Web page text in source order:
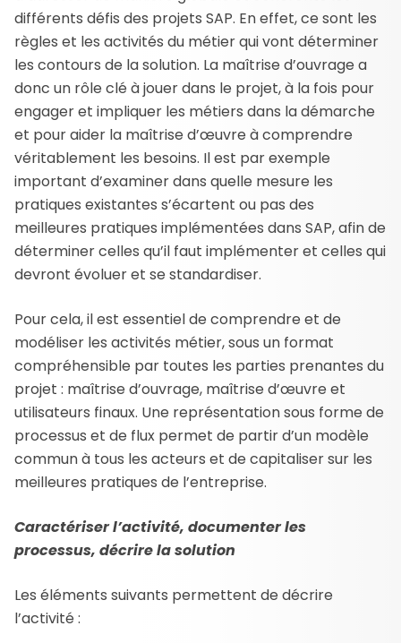
différents défis des projets SAP. En effet, ce sont les
règles et les activités du métier qui vont déterminer
les contours de la solution. La maîtrise d’ouvrage a
donc un rôle clé à jouer dans le projet, à la fois pour
engager et impliquer les métiers dans la démarche
et pour aider la maîtrise d’œuvre à comprendre
véritablement les besoins. Il est par exemple
important d’examiner dans quelle mesure les
pratiques existantes s’écartent ou pas des
meilleures pratiques implémentées dans SAP, afin de
déterminer celles qu’il faut implémenter et celles qui
devront évoluer et se standardiser.
Pour cela, il est essentiel de comprendre et de
modéliser les activités métier, sous un format
compréhensible par toutes les parties prenantes du
projet : maîtrise d’ouvrage, maîtrise d’œuvre et
utilisateurs finaux. Une représentation sous forme de
processus et de flux permet de partir d’un modèle
commun à tous les acteurs et de capitaliser sur les
meilleures pratiques de l’entreprise.
Caractériser l’activité, documenter les
processus, décrire la solution
Les éléments suivants permettent de décrire
l’activité :